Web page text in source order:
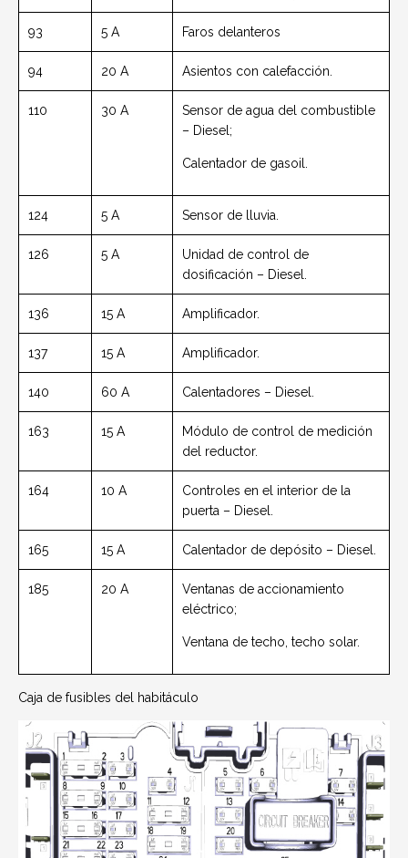
93 5 A Faros delanteros
94 20 A Asientos con calefacción.
110 30 A
Sensor de agua del combustible
– Diesel;
Calentador de gasoil.
124 5 A Sensor de lluvia.
126 5 A
Unidad de control de
dosificación – Diesel.
136 15 A Amplificador.
137 15 A Amplificador.
140 60 A Calentadores – Diesel.
163 15 A
Módulo de control de medición
del reductor.
164 10 A
Controles en el interior de la
puerta – Diesel.
165 15 A Calentador de depósito – Diesel.
185 20 A
Ventanas de accionamiento
eléctrico;
Ventana de techo, techo solar.
Caja de fusibles del habitáculo